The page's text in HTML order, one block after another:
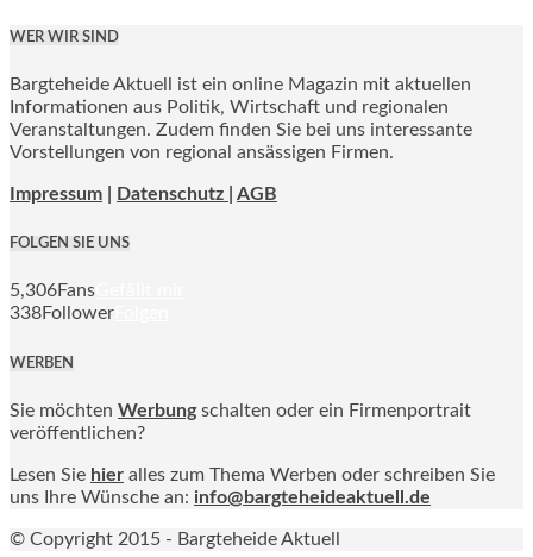
WER WIR SIND
Bargteheide Aktuell ist ein online Magazin mit aktuellen
Informationen aus Politik, Wirtschaft und regionalen
Veranstaltungen. Zudem finden Sie bei uns interessante
Vorstellungen von regional ansässigen Firmen.
Impressum Datenschutz | AGB
FOLGEN SIE UNS
5,306Fans
338Follower
WERBEN
Sie möchten Werbung schalten oder ein Firmenportrait
veröffentlichen?
Lesen Sie hier alles zum Thema Werben oder schreiben Sie
uns Ihre Wünsche an: info@bargteheideaktuell.de
© Copyright 2015 - Bargteheide Aktuell